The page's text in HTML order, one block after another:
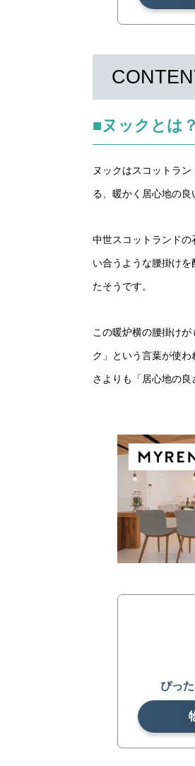
■ヌックとは？
ヌックはスコットラ
る、暖かく居心地の良
中世スコットランド
い合うような腰掛け
たそうです。
この暖炉横の腰掛け
ク」という言葉が使
さよりも「居心地の良
ぴっ